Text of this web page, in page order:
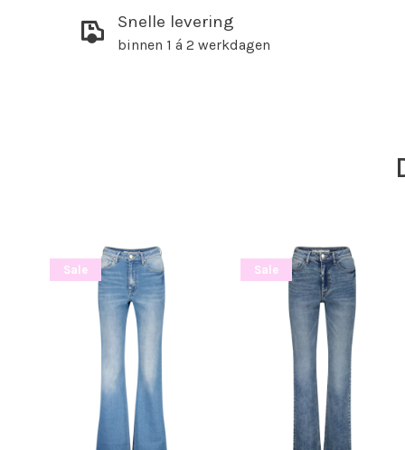
Snelle levering
binnen 1 á 2 werkdagen
Sale Sale